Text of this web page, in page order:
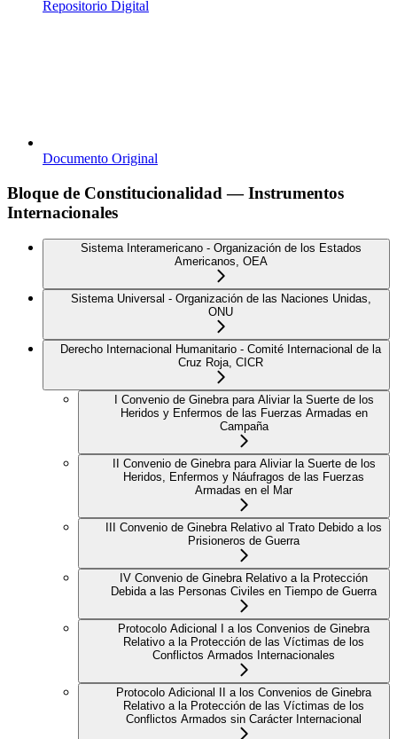
Repositorio Digital
Documento Original
Bloque de Constitucionalidad — Instrumentos
Internacionales
Sistema Interamericano - Organización de los Estados
Americanos, OEA
Sistema Universal - Organización de las Naciones Unidas,
ONU
Derecho Internacional Humanitario - Comité Internacional de la
Cruz Roja, CICR
I Convenio de Ginebra para Aliviar la Suerte de los
Heridos y Enfermos de las Fuerzas Armadas en
Campaña
II Convenio de Ginebra para Aliviar la Suerte de los
Heridos, Enfermos y Náufragos de las Fuerzas
Armadas en el Mar
III Convenio de Ginebra Relativo al Trato Debido a los
Prisioneros de Guerra
IV Convenio de Ginebra Relativo a la Protección
Debida a las Personas Civiles en Tiempo de Guerra
Protocolo Adicional I a los Convenios de Ginebra
Relativo a la Protección de las Víctimas de los
Conflictos Armados Internacionales
Protocolo Adicional II a los Convenios de Ginebra
Relativo a la Protección de las Víctimas de los
Conflictos Armados sin Carácter Internacional